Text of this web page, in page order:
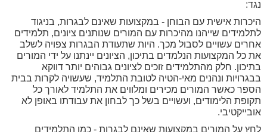
נגד:
היכרות אישית עם הבוחן - במקצועות שאינם לבגרות, בניגוד
לתלמידים שייהנו מהיכרות עם המורים שנותנים ציונים, תלמידים
אחרים עשויים לסבול מכך. היות שתעודת הבגרות צפויה לשלב
את כל המקצועות הנלמדים בתיכון, הציונים יינתנו על ידי המורים
בתיכון. חלק מהתלמידים זוכים לציונים גבוהים יותר דווקא
בבגרויות ונהנים מאי-הטיה לטובת התלמיד, שעשויה לקרות בבית
הספר כאשר המורים מכירים ומלווים את התלמיד לאורך כל
תקופת הלימודים, ועשויים בשל כך לבחון את עבודתו באופן לא
אובייקטיבי.
לחץ על המורים במקצועות שאינם לבגרות - כמו התלמידים